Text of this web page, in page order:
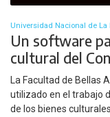
Universidad Nacional de La
Un software
cultural del
La Facultad de Bellas
utilizado en el trabajo
de los bienes